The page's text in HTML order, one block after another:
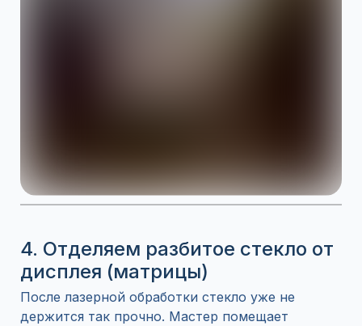
4. Отделяем разбитое стекло от
дисплея (матрицы)
После лазерной обработки стекло уже не
держится так прочно. Мастер помещает